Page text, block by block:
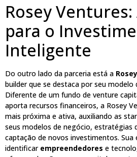
Rosey
para o
Inteligente
Do outro lado da parceria está a
builder que se destaca por seu
Diferente de um fundo de venture
aporta recursos financeiros, a Rosey
mais próxima e ativa, auxiliando as
seus modelos de negócio, estratégias
captação de novos investimentos. Sua
identificar empreendedores e